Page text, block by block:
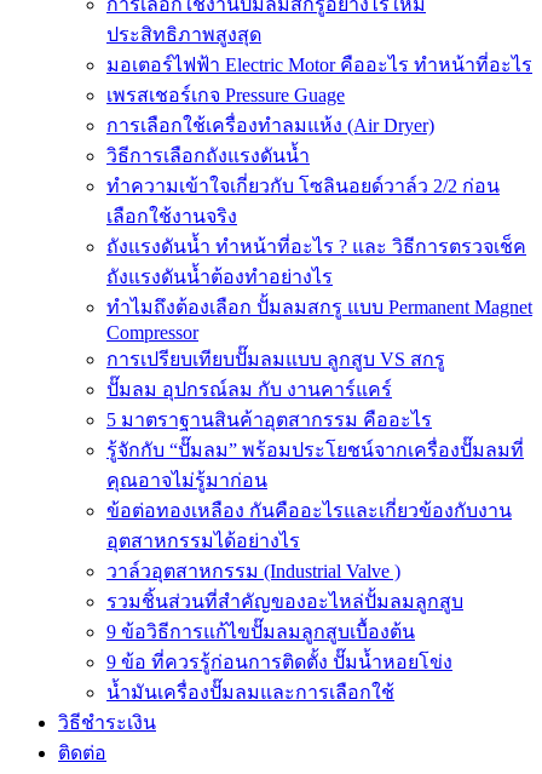
การเลือกใช้งานปั๊มลมสกรูอย่างไรให้มี
ประสิทธิภาพสูงสุด
มอเตอร์ไฟฟ้า Electric Motor คืออะไร ทำหน้าที่อะไร
เพรสเชอร์เกจ Pressure Guage
การเลือกใช้เครื่องทำลมแห้ง (Air Dryer)
วิธีการเลือกถังแรงดันน้ำ
ทำความเข้าใจเกี่ยวกับ โซลินอยด์วาล์ว 2/2 ก่อน
เลือกใช้งานจริง
ถังแรงดันน้ำ ทำหน้าที่อะไร ? และ วิธีการตรวจเช็ค
ถังแรงดันน้ำต้องทำอย่างไร
ทำไมถึงต้องเลือก ปั้มลมสกรู แบบ Permanent Magnet
Compressor
การเปรียบเทียบปั๊มลมแบบ ลูกสูบ VS สกรู
ปั๊มลม อุปกรณ์ลม กับ งานคาร์แคร์
5 มาตราฐานสินค้าอุตสากรรม คืออะไร
รู้จักกับ “ปั๊มลม” พร้อมประโยชน์จากเครื่องปั๊มลมที่
คุณอาจไม่รู้มาก่อน
ข้อต่อทองเหลือง กันคืออะไรและเกี่ยวข้องกับงาน
อุตสาหกรรมได้อย่างไร
วาล์วอุตสาหกรรม (Industrial Valve )
รวมชิ้นส่วนที่สำคัญของอะไหล่ปั้มลมลูกสูบ
9 ข้อวิธีการแก้ไขปั๊มลมลูกสูบเบื้องต้น
9 ข้อ ที่ควรรู้ก่อนการติดตั้ง ปั๊มน้ำหอยโข่ง
น้ำมันเครื่องปั๊มลมและการเลือกใช้
วิธีชำระเงิน
ติดต่อ